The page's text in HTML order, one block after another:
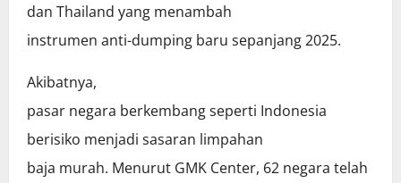
dan Thailand yang menambah
instrumen anti-dumping baru sepanjang 2025.
Akibatnya,
pasar negara berkembang seperti Indonesia
berisiko menjadi sasaran limpahan
baja murah. Menurut GMK Center, 62 negara telah